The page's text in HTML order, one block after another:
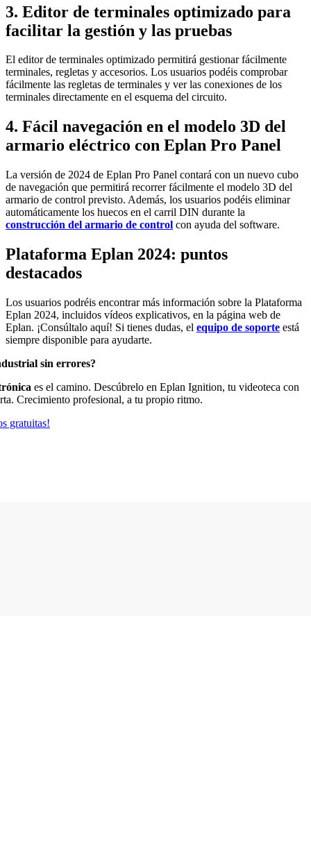
3. Editor de terminales optimizado para
facilitar la gestión y las pruebas
El editor de terminales optimizado permitirá gestionar fácilmente
terminales, regletas y accesorios. Los usuarios podéis comprobar
fácilmente las regletas de terminales y ver las conexiones de los
terminales directamente en el esquema del circuito.
4. Fácil navegación en el modelo 3D del
armario eléctrico con Eplan Pro Panel
La versión de 2024 de Eplan Pro Panel contará con un nuevo cubo
de navegación que permitirá recorrer fácilmente el modelo 3D del
armario de control previsto. Además, los usuarios podéis eliminar
automáticamente los huecos en el carril DIN durante la
construcción del armario de control con ayuda del software.
Plataforma Eplan 2024: puntos
destacados
Los usuarios podréis encontrar más información sobre la Plataforma
Eplan 2024, incluidos vídeos explicativos, en la página web de
Eplan. ¡Consúltalo aquí! Si tienes dudas, el equipo de soporte está
siempre disponible para ayudarte.
sin errores?
es el camino. Descúbrelo en Eplan Ignition, tu videoteca con
Crecimiento profesional, a tu propio ritmo.
gratuitas!